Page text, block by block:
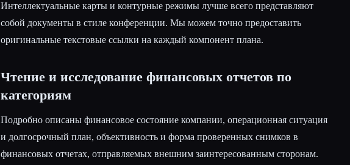
Интеллектуальные карты и контурные режимы лучше всего представляют
собой документы в стиле конференции. Мы можем точно предоставить
оригинальные текстовые ссылки на каждый компонент плана.
Чтение и исследование финансовых отчетов по
категориям
Подробно описаны финансовое состояние компании, операционная ситуация
и долгосрочный план, объективность и форма проверенных снимков в
финансовых отчетах, отправляемых внешним заинтересованным сторонам.